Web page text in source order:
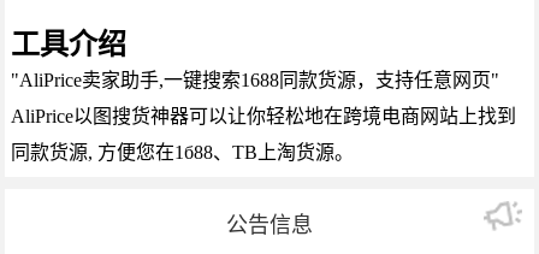
工具介绍
"AliPrice卖家助手,一键搜索1688同款货源，支持任意网页"
AliPrice以图搜货神器可以让你轻松地在跨境电商网站上找到
同款货源, 方便您在1б88、TB上淘货源。
公告信息